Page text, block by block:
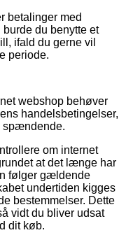
betalinger med
du benytte et
ifald du gerne vil
periode.
webshop behøver
handelsbetingelser,
spændende.
om internet
at det længe har
følger gældende
undertiden kigges
bestemmelser. Dette
vidt du bliver udsat
dit køb.